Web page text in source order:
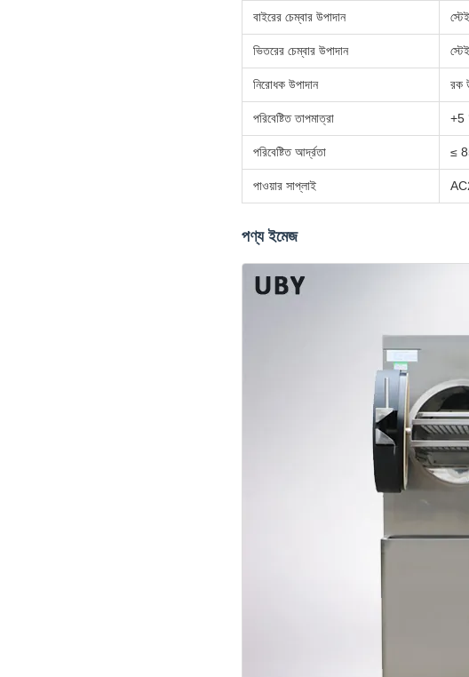
বাইরের চেম্বার উপাদান
ভিতরের চেম্বার উপাদান
নিরোধক উপাদান রক
পরিবেষ্টিত তাপমাত্রা +5
পরিবেষ্টিত আর্দ্রতা ≤
পাওয়ার সাপ্লাই
পণ্য ইমেজ